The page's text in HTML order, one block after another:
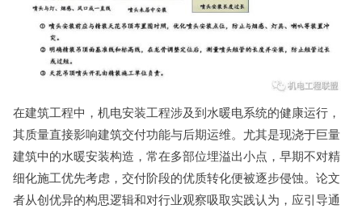
在建筑工程中，机电安装工程涉及到水暖电系统的健康运行，
其质量直接影响建筑交付功能与后期运维。尤其是现浇于巨量
建筑中的水暖安装构造，常在多部位埋溢出小点，早期不对精
细化施工优先考虑，交付阶段的优质转化便被逐步侵蚀。论文
者从创优异的构思逻辑和对行业观察吸取实践认为，应引导通